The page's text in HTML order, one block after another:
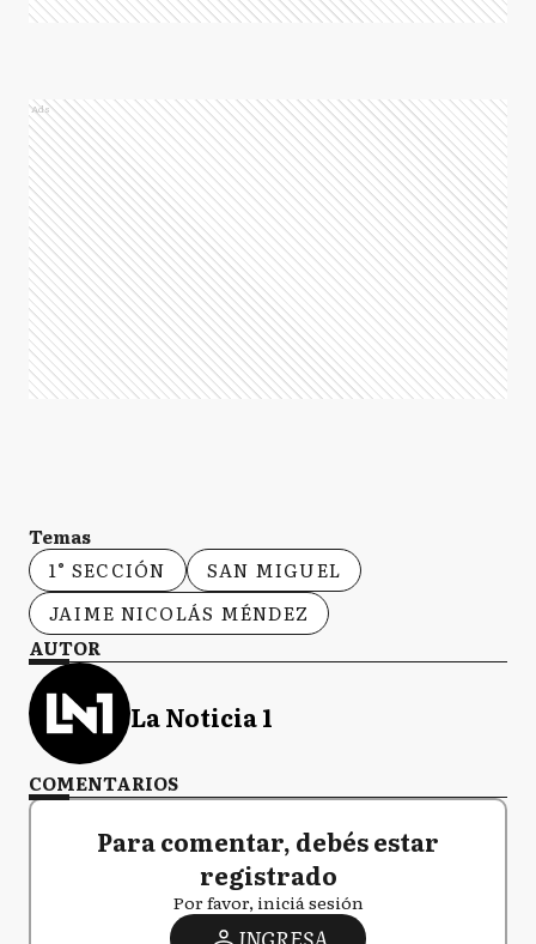
Ads
Temas
1° SECCIÓN
SAN MIGUEL
JAIME NICOLÁS MÉNDEZ
AUTOR
La Noticia 1
COMENTARIOS
Para comentar, debés estar
registrado
Por favor, iniciá sesión